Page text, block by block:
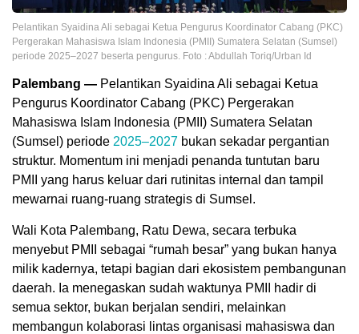
Pelantikan Syaidina Ali sebagai Ketua Pengurus Koordinator Cabang (PKC)
Pergerakan Mahasiswa Islam Indonesia (PMII) Sumatera Selatan (Sumsel)
periode 2025–2027 beserta pengurus. Foto : Abdullah Toriq/Urban Id
Palembang — Pelantikan Syaidina Ali sebagai Ketua
Pengurus Koordinator Cabang (PKC) Pergerakan
Mahasiswa Islam Indonesia (PMII) Sumatera Selatan
(Sumsel) periode 2025–2027 bukan sekadar pergantian
struktur. Momentum ini menjadi penanda tuntutan baru
PMII yang harus keluar dari rutinitas internal dan tampil
mewarnai ruang-ruang strategis di Sumsel.
Wali Kota Palembang, Ratu Dewa, secara terbuka
menyebut PMII sebagai “rumah besar” yang bukan hanya
milik kadernya, tetapi bagian dari ekosistem pembangunan
daerah. Ia menegaskan sudah waktunya PMII hadir di
semua sektor, bukan berjalan sendiri, melainkan
membangun kolaborasi lintas organisasi mahasiswa dan